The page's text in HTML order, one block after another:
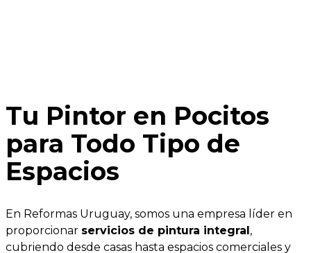
Tu Pintor en Pocitos
para Todo Tipo de
Espacios
En Reformas Uruguay, somos una empresa líder en
proporcionar servicios de pintura integral,
cubriendo desde casas hasta espacios comerciales y